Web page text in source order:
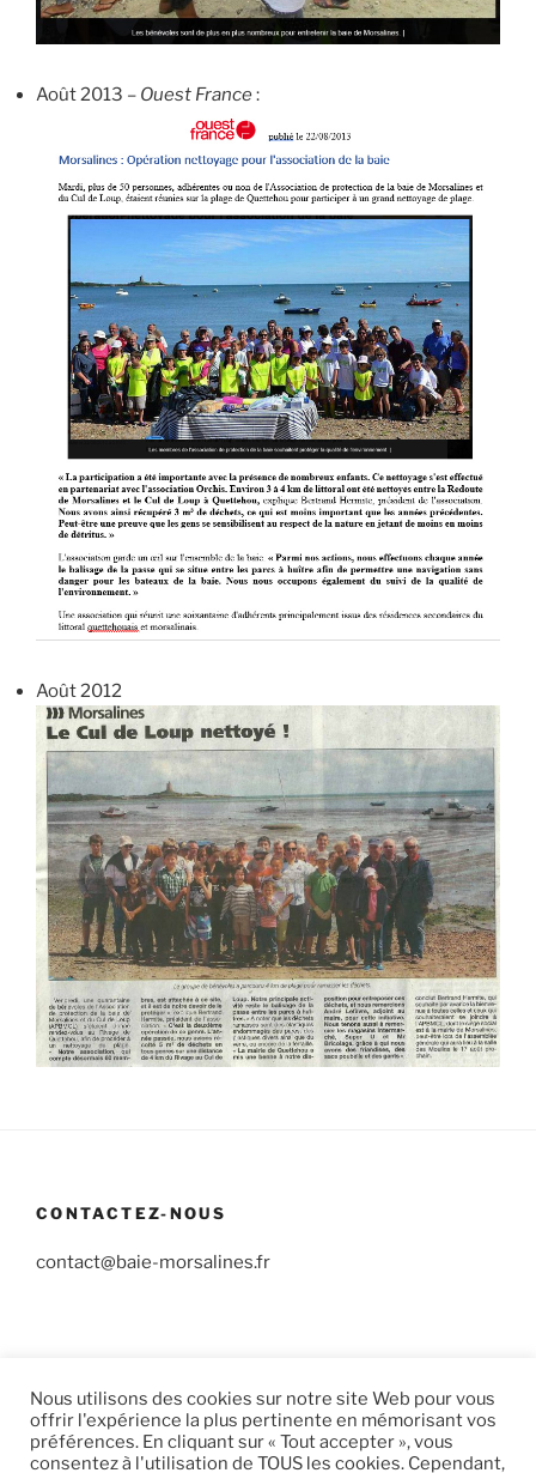
Août 2013 – Ouest France:
Août 2012
CONTACTEZ-NOUS
contact@baie-morsalines.fr
Mentions Légales
Nous utilisons des cookies sur notre site Web pour vous
offrir l'expérience la plus pertinente en mémorisant vos
préférences. En cliquant sur « Tout accepter », vous
consentez à l'utilisation de TOUS les cookies. Cependant,